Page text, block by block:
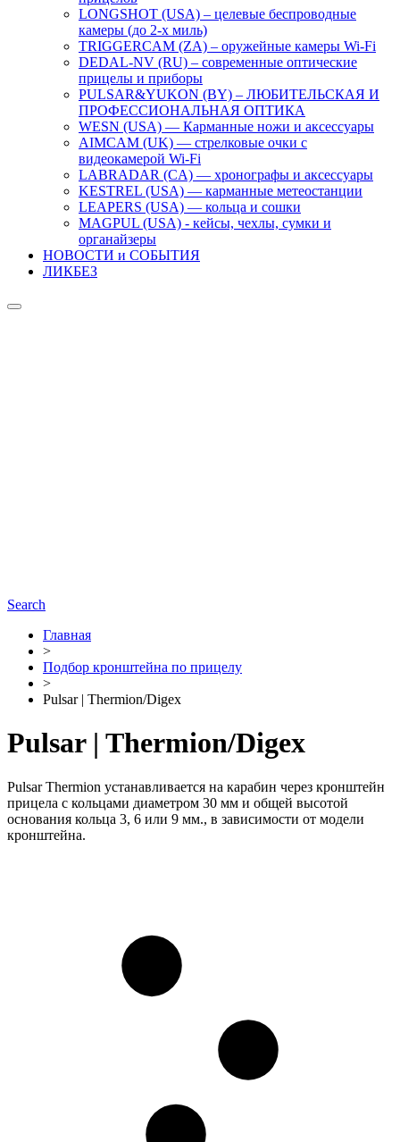
LONGSHOT (USA) – целевые беспроводные
камеры (до 2-х миль)
TRIGGERCAM (ZA) – оружейные камеры Wi-Fi
DEDAL-NV (RU) – современные оптические
прицелы и приборы
PULSAR&YUKON (BY) – ЛЮБИТЕЛЬСКАЯ И
ПРОФЕССИОНАЛЬНАЯ ОПТИКА
WESN (USA) — Карманные ножи и аксессуары
AIMCAM (UK) — стрелковые очки с
видеокамерой Wi-Fi
LABRADAR (CA) — хронографы и аксессуары
KESTREL (USA) — карманные метеостанции
LEAPERS (USA) — кольца и сошки
MAGPUL (USA) - кейсы, чехлы, сумки и
органайзеры
НОВОСТИ и СОБЫТИЯ
ЛИКБЕЗ
Search
Главная
>
Подбор кронштейна по прицелу
>
Pulsar | Thermion/Digex
Pulsar | Thermion/Digex
Pulsar Thermion устанавливается на карабин через кронштейн
прицела с кольцами диаметром 30 мм и общей высотой
основания кольца 3, 6 или 9 мм., в зависимости от модели
кронштейна.